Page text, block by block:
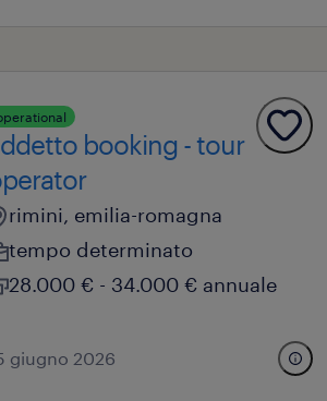
booking - tour
rimini, emilia-romagna
tempo determinato
28.000 € - 34.000 € annuale
giugno 2026